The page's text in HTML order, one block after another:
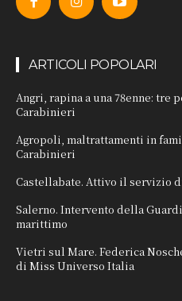
ARTICOLI POPOLARI
Angri, rapina a una 78enne: tre
Carabinieri
Agropoli, maltrattamenti in
Carabinieri
Castellabate. Attivo il servizio
Salerno. Intervento della
marittimo
Vietri sul Mare. Federica
di Miss Universo Italia